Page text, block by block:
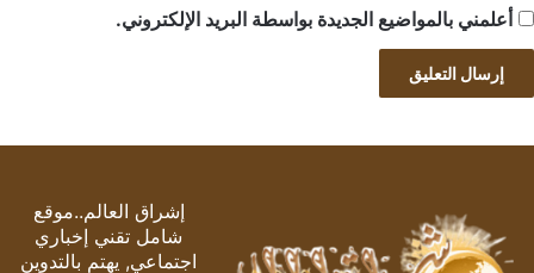
أعلمني بالمواضيع الجديدة بواسطة البريد الإلكتروني.
إشراق العالم..موقع
شامل تقني إخباري
اجتماعي, يهتم بالتدوين